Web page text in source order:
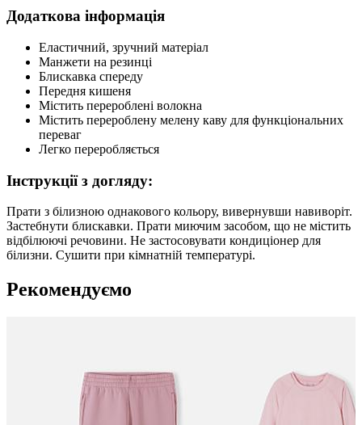
Додаткова інформація
Еластичний, зручний матеріал
Манжети на резинці
Блискавка спереду
Передня кишеня
Містить перероблені волокна
Містить перероблену мелену каву для функціональних
переваг
Легко переробляється
Інструкції з догляду:
Прати з білизною однакового кольору, вивернувши навиворіт.
Застебнути блискавки. Прати миючим засобом, що не містить
відбілюючі речовини. Не застосовувати кондиціонер для
білизни. Сушити при кімнатній температурі.
Рекомендуємо